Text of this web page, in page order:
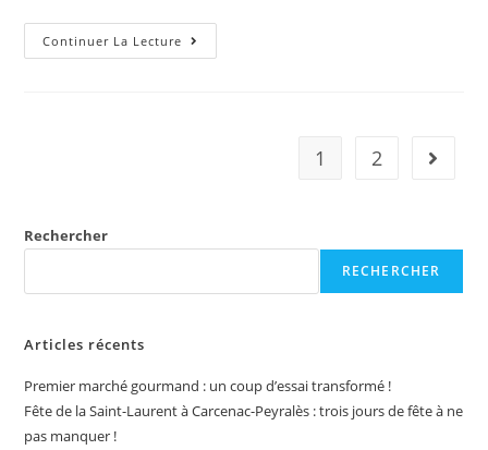
Continuer La Lecture
1 2
Rechercher
RECHERCHER
Articles récents
Premier marché gourmand : un coup d’essai transformé !
Fête de la Saint-Laurent à Carcenac-Peyralès : trois jours de fête à ne
pas manquer !